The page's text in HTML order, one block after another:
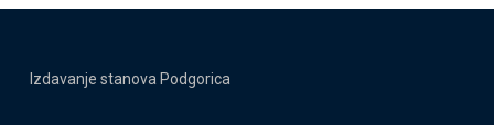
Izdavanje stanova Podgorica